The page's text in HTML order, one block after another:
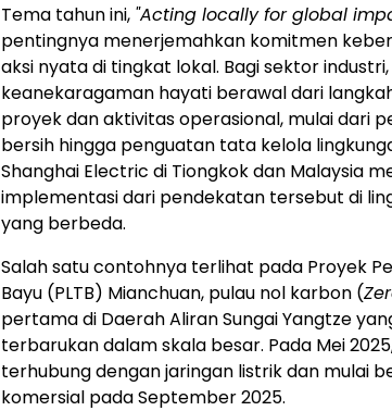
Tema tahun ini, "Acting locally for global
pentingnya menerjemahkan komitmen
aksi nyata di tingkat lokal. Bagi sektor
keanekaragaman hayati berawal dari
proyek dan aktivitas operasional, mulai dari
bersih hingga penguatan tata kelola
Shanghai Electric di Tiongkok dan Malaysia
implementasi dari pendekatan tersebut di
yang berbeda.
Salah satu contohnya terlihat pada Proyek
Bayu (PLTB) Mianchuan, pulau nol karbon (
pertama di Daerah Aliran Sungai Yangtze
terbarukan dalam skala besar. Pada Mei
terhubung dengan jaringan listrik dan mulai
komersial pada September 2025.